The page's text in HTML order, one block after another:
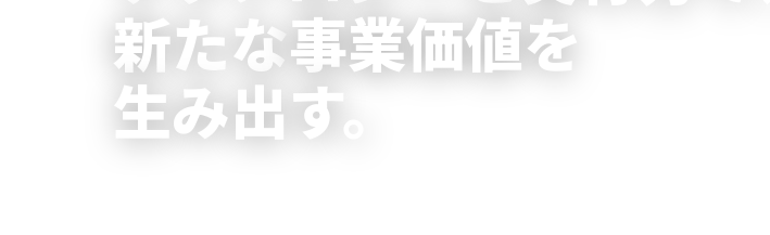
新たな事業価値を
生み出す。